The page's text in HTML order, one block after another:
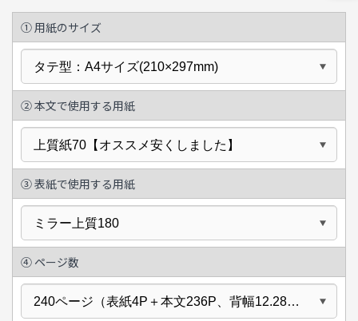
① 用紙のサイズ
② 本文で使用する用紙
③ 表紙で使用する用紙
④ ページ数